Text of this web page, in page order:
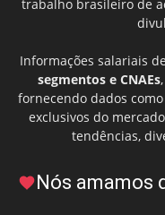
trabalho brasileiro de
Informações salariais de
segmentos e CNAEs
fornecendo dados como
exclusivos do
tendências,
Nós amamos